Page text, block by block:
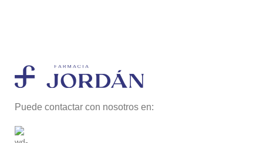
Puede contactar con nosotros en: